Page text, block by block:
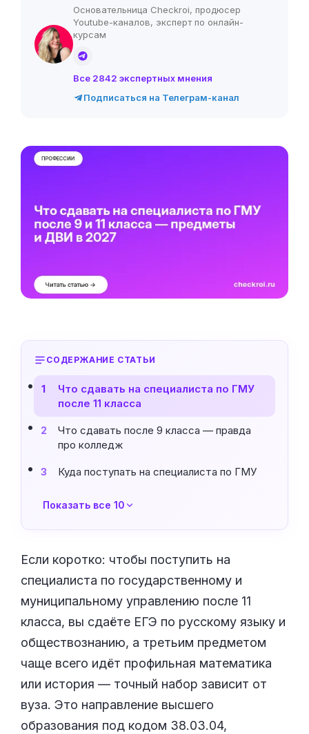
Основательница Checkroi, продюсер
Youtube-каналов, эксперт по онлайн-
курсам
Все 2842 экспертных мнения
Подписаться на Телеграм-канал
СОДЕРЖАНИЕ СТАТЬИ
1
Что сдавать на специалиста по ГМУ
после 11 класса
2
Что сдавать после 9 класса — правда
про колледж
3 Куда поступать на специалиста по ГМУ
Показать все 10
Если коротко: чтобы поступить на
специалиста по государственному и
муниципальному управлению после 11
класса, вы сдаёте ЕГЭ по русскому языку и
обществознанию, а третьим предметом
чаще всего идёт профильная математика
или история — точный набор зависит от
вуза. Это направление высшего
образования под кодом 38.03.04,